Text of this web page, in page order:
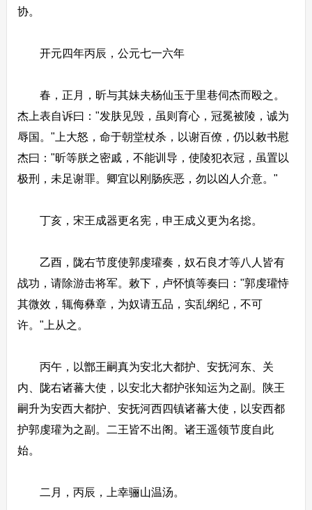
协。
开元四年丙辰，公元七一六年
春，正月，昕与其妹夫杨仙玉于里巷伺杰而殴之。
杰上表自诉曰："发肤见毁，虽则育心，冠冕被陵，诚为
辱国。"上大怒，命于朝堂杖杀，以谢百僚，仍以敕书慰
杰曰："昕等朕之密戚，不能训导，使陵犯衣冠，虽置以
极刑，未足谢罪。卿宜以刚肠疾恶，勿以凶人介意。"
丁亥，宋王成器更名宪，申王成义更为名捴。
乙酉，陇右节度使郭虔瓘奏，奴石良才等八人皆有
战功，请除游击将军。敕下，卢怀慎等奏曰："郭虔瓘恃
其微效，辄侮彝章，为奴请五品，实乱纲纪，不可
许。"上从之。
丙午，以鄫王嗣真为安北大都护、安抚河东、关
内、陇右诸蕃大使，以安北大都护张知运为之副。陕王
嗣升为安西大都护、安抚河西四镇诸蕃大使，以安西都
护郭虔瓘为之副。二王皆不出阁。诸王遥领节度自此
始。
二月，丙辰，上幸骊山温汤。